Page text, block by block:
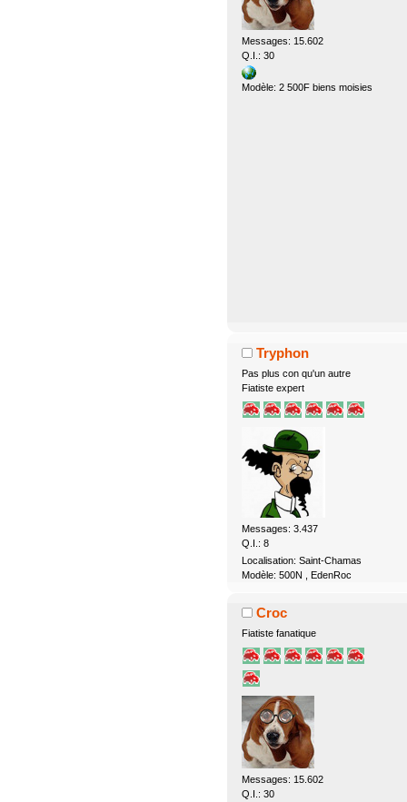
Messages: 15.602
Q.I.: 30
Modèle: 2 500F biens moisies
Tryphon
Pas plus con qu'un autre
Fiatiste expert
Messages: 3.437
Q.I.: 8
Localisation: Saint-Chamas
Modèle: 500N , EdenRoc
Croc
Fiatiste fanatique
Messages: 15.602
Q.I.: 30